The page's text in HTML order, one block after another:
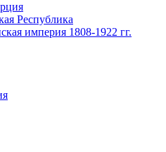
Республика
империя 1808-1922 гг.